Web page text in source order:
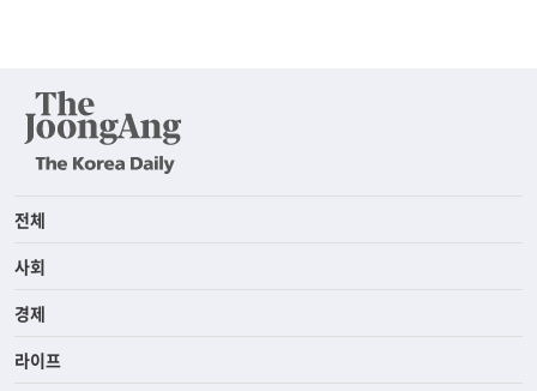
전체
사회
경제
라이프